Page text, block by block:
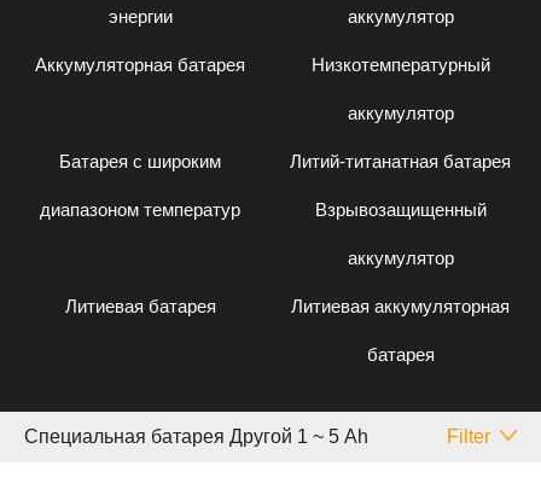
энергии аккумулятор
Аккумуляторная батарея Низкотемпературный
аккумулятор
Батарея с широким
диапазоном температур
Литий-титанатная батарея
Взрывозащищенный
аккумулятор
Литиевая батарея Литиевая аккумуляторная
батарея
Специальная батарея Другой 1 ~ 5 Аh Filter